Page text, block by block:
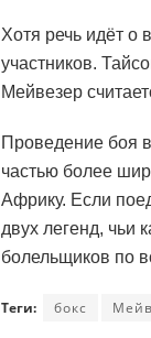
Хотя речь идёт о
участников.
Мейвезер
Проведение боя
частью более
Африку. Если
двух легенд, чьи
болельщиков по
Теги: бокс